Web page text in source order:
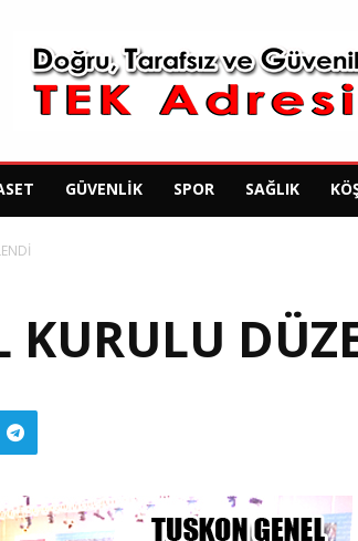
GÜVENLIK SPOR SAĞLIK
KURULU